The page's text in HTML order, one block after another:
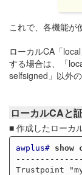
これで、各機能が
ローカルCA「
する場合は、「
selfsigned」以外
ローカルCAと
■ 作成したローカ
awplus#
Trustpoint